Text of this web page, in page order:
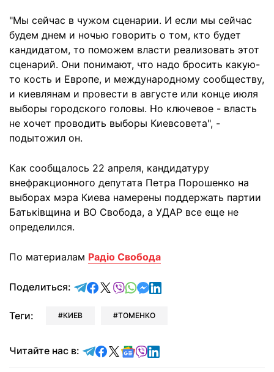
"Мы сейчас в чужом сценарии. И если мы сейчас
будем днем ​​и ночью говорить о том, кто будет
кандидатом, то поможем власти реализовать этот
сценарий. Они понимают, что надо бросить какую-
то кость и Европе, и международному сообществу,
и киевлянам и провести в августе или конце июля
выборы городского головы. Но ключевое - власть
не хочет проводить выборы Киевсовета", -
подытожил он.
Как сообщалось 22 апреля, кандидатуру
внефракционного депутата Петра Порошенко на
выборах мэра Киева намерены поддержать партии
Батьківщина и ВО Свобода, а УДАР все еще не
определился.
По материалам Радіо Свобода
Поделиться: отправить в Telegram
поделиться в Facebook
поделиться в X
отправить в Viber
отправить в Whatsapp
отправить в Messenger
отправить в LinkedIn
Теги: КИЕВ ТОМЕНКО
Читайте нас в: Читайте в Telegram
Читайте в Facebook
Читайте в X
Читайте в Google news
Читайте в Viber
Читайте в LinkedIn